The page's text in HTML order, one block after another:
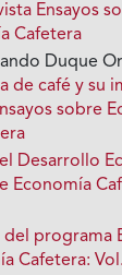
Ensayos
Cafetera
Duque
de café y su
sobre
Desarrollo
Economía
del programa
Cafetera: